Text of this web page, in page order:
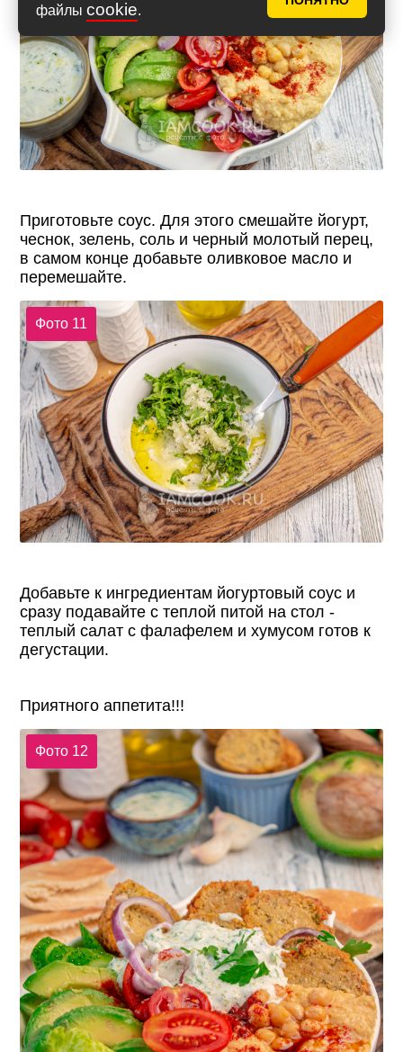
файлы cookie.
Приготовьте соус. Для этого смешайте йогурт,
чеснок, зелень, соль и черный молотый перец,
в самом конце добавьте оливковое масло и
перемешайте.
Фото 11
Добавьте к ингредиентам йогуртовый соус и
сразу подавайте с теплой питой на стол -
теплый салат с фалафелем и хумусом готов к
дегустации.
Приятного аппетита!!!
Фото 12